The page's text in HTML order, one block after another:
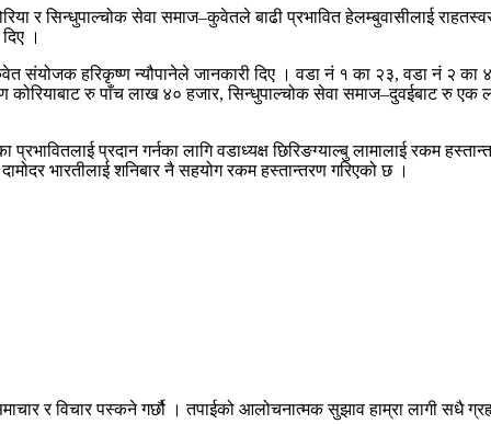
र सिन्धुपाल्चोक सेवा समाज–कुवेतले बाढी प्रभावित हेलम्बुवासीलाई
।
संयोजक हरिकृष्ण न्यौपानेले जानकारी दिए । वडा नं १ का २३, वडा नं २
कोरियाबाट रु पाँच लाख ४० हजार, सिन्धुपाल्चोक सेवा समाज–दुवईबाट रु
प्रदान गर्नका लागि वडाध्यक्ष छिरिङग्याल्बु लामालाई रकम
भारतीलाई शनिबार नै सहयोग रकम हस्तान्तरण गरिएको छ ।
र विचार पस्कने गर्छौ । तपाईको आलोचनात्मक सुझाव हाम्रा लागी सधै